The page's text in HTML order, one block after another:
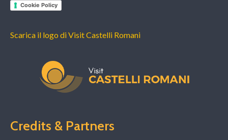
Cookie Policy
Scarica il logo di Visit Castelli Romani
Credits & Partners